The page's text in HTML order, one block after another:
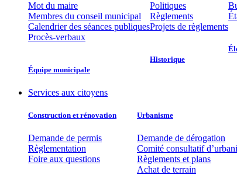
Mot du maire
Membres du conseil municipal
Calendrier des séances publiques
Procès-verbaux
Équipe municipale​
Politiques
Règlements
Projets de règlements
Historique
Services aux citoyens
Construction et rénovation
Demande de permis
Règlementation
Foire aux questions
Urbanisme
Demande de dérogation
Comité consultatif
Règlements et plans
Achat de terrain